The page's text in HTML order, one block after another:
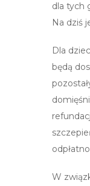
dla tych
Na dziś
Dla
będą
W